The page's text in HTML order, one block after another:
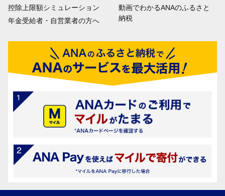
控除上限額シミュレーション
年金受給者・自営業者の方へ
動画でわかるANAのふるさと
納税